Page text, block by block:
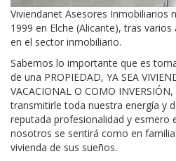
Viviendanet Asesores Inmobiliarios
1999 en Elche (Alicante), tras
en el sector inmobiliario.
Sabemos lo importante que es
de una PROPIEDAD, YA SEA
VACACIONAL O COMO
transmitirle toda nuestra energía y
reputada profesionalidad y esmero
nosotros se sentirá como en
vivienda de sus sueños.